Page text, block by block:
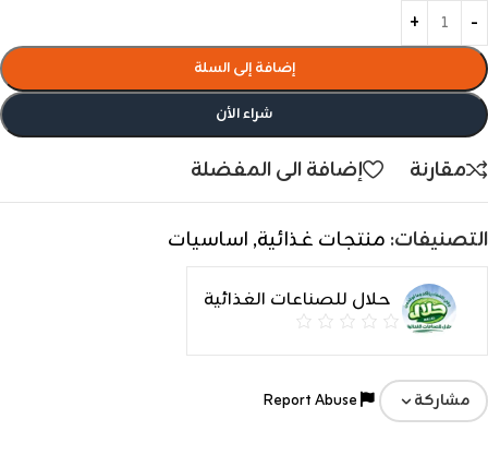
إضافة إلى السلة
شراء الأن
مقارنة إضافة الى المفضلة
التصنيفات: منتجات غذائية, اساسيات
حلال للصناعات الغذائية
مشاركة